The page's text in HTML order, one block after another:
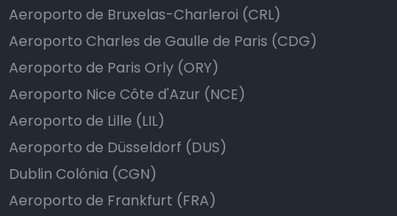
Aeroporto de Bruxelas-Charleroi (CRL)
Aeroporto Charles de Gaulle de Paris (CDG)
Aeroporto de Paris Orly (ORY)
Aeroporto Nice Côte d'Azur (NCE)
Aeroporto de Lille (LIL)
Aeroporto de Düsseldorf (DUS)
Dublin Colónia (CGN)
Aeroporto de Frankfurt (FRA)